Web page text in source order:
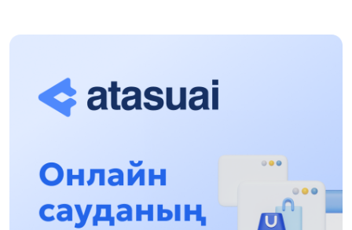
Halyqaralyq «Formýla-1 H2O» jarysyn Qonaev
13:13, 30 Shilde 2026
12:01, 28 Shilde 2026
Abzal Dostıar: Dýman Muhametkárimdi Almaty